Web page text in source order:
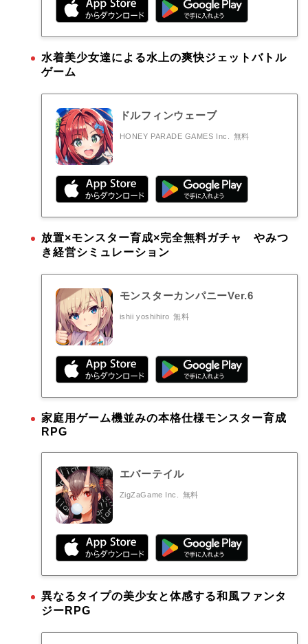
水着美少女達による水上の爽快ジェットバトル
ゲーム
ドルフィンウェーブ
HONEY PARADE GAMES Inc. 無料
放置×モンスター育成×完全無料ガチャ やみつ
き経営シミュレーション
モンスターカンパニーVer.6
ishii yoshihiro 無料
家庭用ゲーム機並みの本格仕様モンスター育成
RPG
エバーテイル
ZigZaGame Inc. 無料
異なるタイプの美少女と体感する和風ファンタ
ジーRPG